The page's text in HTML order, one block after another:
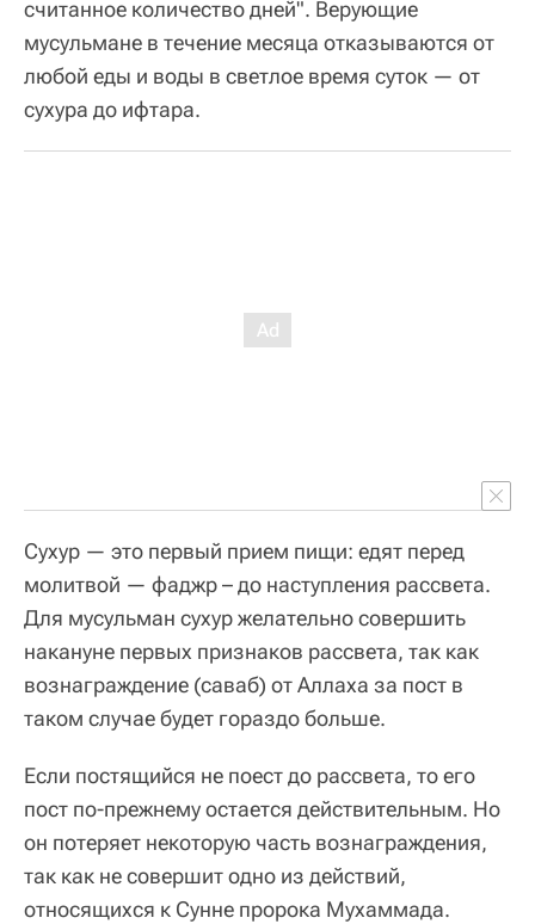
считанное количество дней". Верующие
мусульмане в течение месяца отказываются от
любой еды и воды в светлое время суток — от
сухура до ифтара.
Сухур — это первый прием пищи: едят перед
молитвой — фаджр – до наступления рассвета.
Для мусульман сухур желательно совершить
накануне первых признаков рассвета, так как
вознаграждение (саваб) от Аллаха за пост в
таком случае будет гораздо больше.
Если постящийся не поест до рассвета, то его
пост по-прежнему остается действительным. Но
он потеряет некоторую часть вознаграждения,
так как не совершит одно из действий,
относящихся к Сунне пророка Мухаммада.